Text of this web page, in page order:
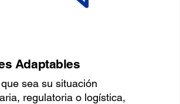
Adaptables
sea su situación
regulatoria o logística,